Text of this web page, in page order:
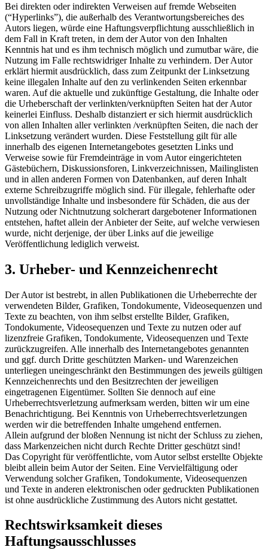
Bei direkten oder indirekten Verweisen auf fremde Webseiten
(“Hyperlinks”), die außerhalb des Verantwortungsbereiches des
Autors liegen, würde eine Haftungsverpflichtung ausschließlich in
dem Fall in Kraft treten, in dem der Autor von den Inhalten
Kenntnis hat und es ihm technisch möglich und zumutbar wäre, die
Nutzung im Falle rechtswidriger Inhalte zu verhindern. Der Autor
erklärt hiermit ausdrücklich, dass zum Zeitpunkt der Linksetzung
keine illegalen Inhalte auf den zu verlinkenden Seiten erkennbar
waren. Auf die aktuelle und zukünftige Gestaltung, die Inhalte oder
die Urheberschaft der verlinkten/verknüpften Seiten hat der Autor
keinerlei Einfluss. Deshalb distanziert er sich hiermit ausdrücklich
von allen Inhalten aller verlinkten /verknüpften Seiten, die nach der
Linksetzung verändert wurden. Diese Feststellung gilt für alle
innerhalb des eigenen Internetangebotes gesetzten Links und
Verweise sowie für Fremdeinträge in vom Autor eingerichteten
Gästebüchern, Diskussionsforen, Linkverzeichnissen, Mailinglisten
und in allen anderen Formen von Datenbanken, auf deren Inhalt
externe Schreibzugriffe möglich sind. Für illegale, fehlerhafte oder
unvollständige Inhalte und insbesondere für Schäden, die aus der
Nutzung oder Nichtnutzung solcherart dargebotener Informationen
entstehen, haftet allein der Anbieter der Seite, auf welche verwiesen
wurde, nicht derjenige, der über Links auf die jeweilige
Veröffentlichung lediglich verweist.
3. Urheber- und Kennzeichenrecht
Der Autor ist bestrebt, in allen Publikationen die Urheberrechte der
verwendeten Bilder, Grafiken, Tondokumente, Videosequenzen und
Texte zu beachten, von ihm selbst erstellte Bilder, Grafiken,
Tondokumente, Videosequenzen und Texte zu nutzen oder auf
lizenzfreie Grafiken, Tondokumente, Videosequenzen und Texte
zurückzugreifen. Alle innerhalb des Internetangebotes genannten
und ggf. durch Dritte geschützten Marken- und Warenzeichen
unterliegen uneingeschränkt den Bestimmungen des jeweils gültigen
Kennzeichenrechts und den Besitzrechten der jeweiligen
eingetragenen Eigentümer. Sollten Sie dennoch auf eine
Urheberrechtsverletzung aufmerksam werden, bitten wir um eine
Benachrichtigung. Bei Kenntnis von Urheberrechtsverletzungen
werden wir die betreffenden Inhalte umgehend entfernen.
Allein aufgrund der bloßen Nennung ist nicht der Schluss zu ziehen,
dass Markenzeichen nicht durch Rechte Dritter geschützt sind!
Das Copyright für veröffentlichte, vom Autor selbst erstellte Objekte
bleibt allein beim Autor der Seiten. Eine Vervielfältigung oder
Verwendung solcher Grafiken, Tondokumente, Videosequenzen
und Texte in anderen elektronischen oder gedruckten Publikationen
ist ohne ausdrückliche Zustimmung des Autors nicht gestattet.
Rechtswirksamkeit dieses
Haftungsausschlusses